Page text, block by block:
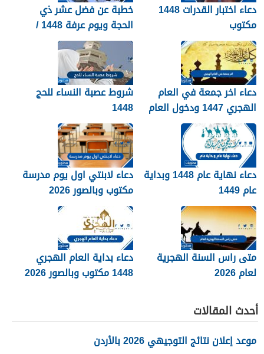
دعاء اختبار القدرات 1448
مكتوب
خطبة عن فضل عشر ذي
الحجة ويوم عرفة 1448 /
2026
دعاء اخر جمعة في العام
الهجري 1447 ودخول العام
الجديد 1448
شروط عصبة النساء للحج
1448
دعاء نهاية عام 1448 وبداية
عام 1449
دعاء لابنتي اول يوم مدرسة
مكتوب وبالصور 2026
متى راس السنة الهجرية
لعام 2026
دعاء بداية العام الهجري
1448 مكتوب وبالصور 2026
أحدث المقالات
موعد إعلان نتائج التوجيهي 2026 بالأردن